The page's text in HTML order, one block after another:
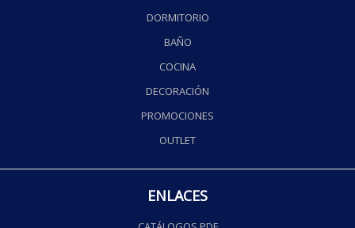
DORMITORIO
BAÑO
COCINA
DECORACIÓN
PROMOCIONES
OUTLET
ENLACES